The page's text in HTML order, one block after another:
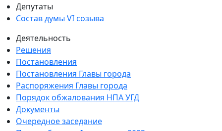
Депутаты
Состав думы VI созыва
Деятельность
Решения
Постановления
Постановления Главы города
Распоряжения Главы города
Порядок обжалования НПА УГД
Документы
Очередное заседание